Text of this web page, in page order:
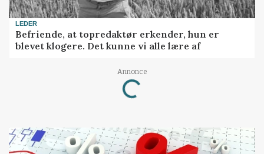
LEDER
Befriende, at topredaktør erkender, hun er
blevet klogere. Det kunne vi alle lære af
Annonce
Loading...